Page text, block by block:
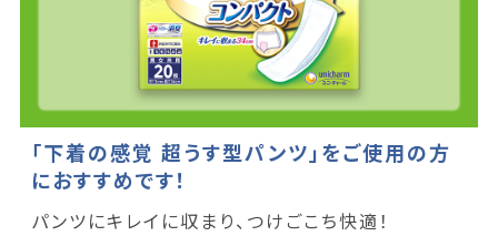
「下着の感覚 超うす型パンツ」をご使用の方
におすすめです！
パンツにキレイに収まり、つけごこち快適！